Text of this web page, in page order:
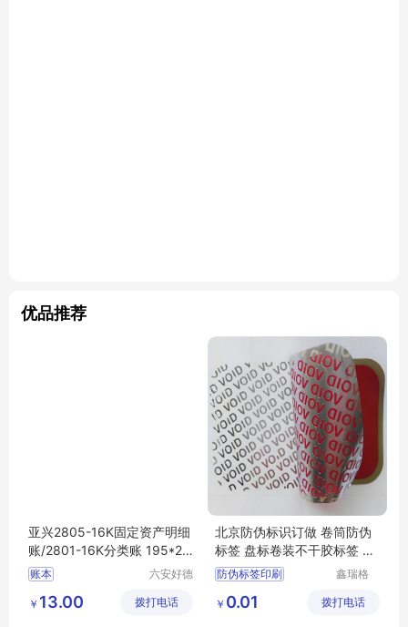
优品推荐
亚兴2805-16K固定资产明细
账/2801-16K分类账 195*27
3mm98张
账本
六安好德
公司
￥ 13.00 拨打电话
北京防伪标识订做 卷筒防伪
标签 盘标卷装不干胶标签 防
伪标识印刷厂
防伪标签印刷
一物一码溯源防窜货系统
鑫瑞格
科技有限
￥ 0.01 拨打电话